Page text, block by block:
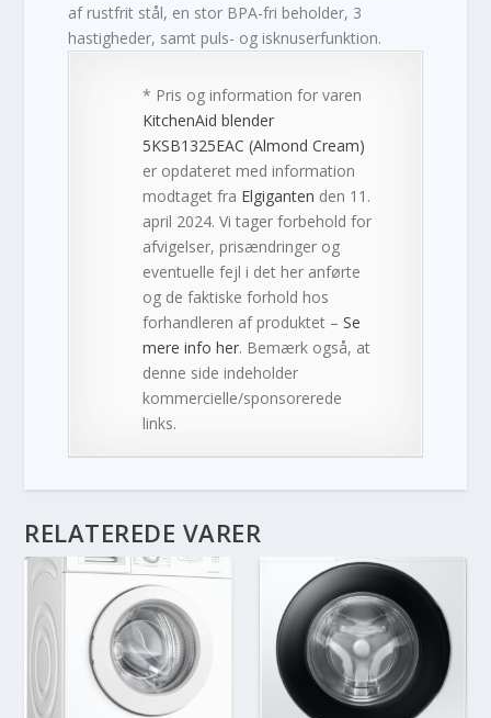
af rustfrit stål, en stor BPA-fri beholder, 3
hastigheder, samt puls- og isknuserfunktion.
* Pris og information for varen
KitchenAid blender
5KSB1325EAC (Almond Cream)
er opdateret med information
modtaget fra Elgiganten den 11.
april 2024. Vi tager forbehold for
afvigelser, prisændringer og
eventuelle fejl i det her anførte
og de faktiske forhold hos
forhandleren af produktet –Se
mere info her. Bemærk også, at
denne side indeholder
kommercielle/sponsorerede
links.
RELATEREDE VARER